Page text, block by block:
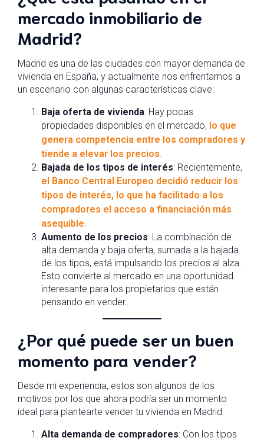
mercado inmobiliario de
Madrid?
Madrid es una de las ciudades con mayor demanda de
vivienda en España, y actualmente nos enfrentamos a
un escenario con algunas características clave:
Baja oferta de vivienda: Hay pocas
propiedades disponibles en el mercado, lo que
genera competencia entre los compradores y
tiende a elevar los precios.
Bajada de los tipos de interés: Recientemente,
el Banco Central Europeo decidió reducir los
tipos de interés, lo que ha facilitado a los
compradores el acceso a financiación más
asequible.
Aumento de los precios: La combinación de
alta demanda y baja oferta, sumada a la bajada
de los tipos, está impulsando los precios al alza.
Esto convierte al mercado en una oportunidad
interesante para los propietarios que están
pensando en vender.
¿Por qué puede ser un buen
momento para vender?
Desde mi experiencia, estos son algunos de los
motivos por los que ahora podría ser un momento
ideal para plantearte vender tu vivienda en Madrid:
Alta demanda de compradores: Con los tipos